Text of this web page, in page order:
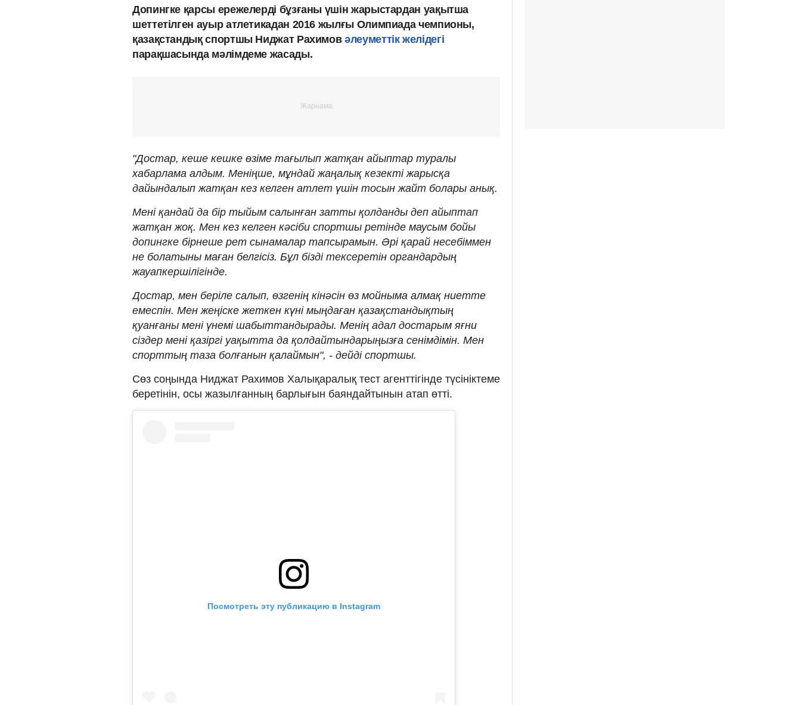
Допингке қарсы ережелерді бұзғаны үшін жарыстардан уақытша
шеттетілген ауыр атлетикадан 2016 жылғы Олимпиада чемпионы,
қазақстандық спортшы Ниджат Рахимовәлеуметтік желідегі
парақшасында мәлімдеме жасады.
"Достар, кеше кешке өзіме тағылып жатқан айыптар туралы
хабарлама алдым. Меніңше, мұндай жаңалық кезекті жарысқа
дайындалып жатқан кез келген атлет үшін тосын жайт болары анық.
Мені қандай да бір тыйым салынған затты қолданды деп айыптап
жатқан жоқ. Мен кез келген кәсіби спортшы ретінде маусым бойы
допингке бірнеше рет сынамалар тапсырамын. Әрі қарай несебіммен
не болатыны маған белгісіз. Бұл бізді тексеретін органдардың
жауапкершілігінде.
Достар, мен беріле салып, өзгенің кінәсін өз мойныма алмақ ниетте
емеспін. Мен жеңіске жеткен күні мыңдаған қазақстандықтың
қуанғаны мені үнемі шабыттандырады. Менің адал достарым яғни
сіздер мені қазіргі уақытта да қолдайтындарыңызға сенімдімін. Мен
спорттың таза болғанын қалаймын", - дейді спортшы.
Сөз соңында Ниджат Рахимов Халықаралық тест агенттігінде түсініктеме
беретінін, осы жазылғанның барлығын баяндайтынын атап өтті.
Посмотреть эту публикацию в Instagram